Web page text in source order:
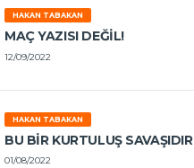
HAKAN TABAKAN
MAÇ YAZISI DEĞİL!
12/09/2022
HAKAN TABAKAN
BU BİR KURTULUŞ SAVAŞIDIR
01/08/2022